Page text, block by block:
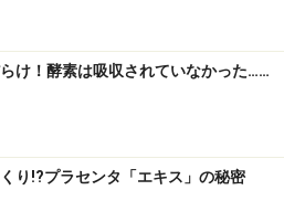
け！酵素は吸収されていなかった……
り!?プラセンタ「エキス」の秘密